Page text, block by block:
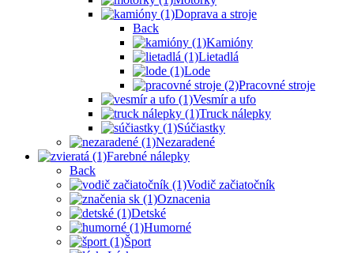
Doprava a stroje
Back
Kamióny
Lietadlá
Lode
Pracovné stroje
Vesmír a ufo
Truck nálepky
Súčiastky
Nezaradené
Farebné nálepky
Back
Vodič začiatočník
Oznacenia
Detské
Humorné
Šport